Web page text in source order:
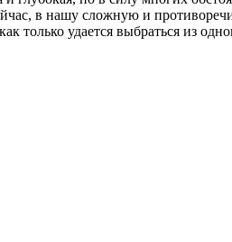
в нашу сложную и
только удается выбраться из